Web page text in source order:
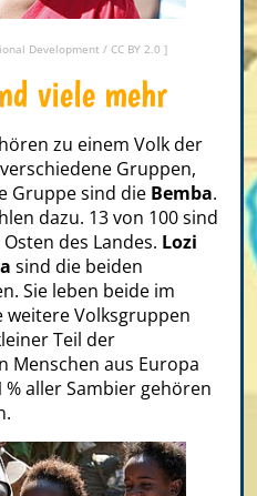
Development / CC BY 2.0 ]
viele mehr
zu einem Volk der
Gruppen,
Gruppe sind die Bemba.
dazu. 13 von 100 sind
des Landes. Lozi
sind die beiden
Sie leben beide im
weitere Volksgruppen
Teil der
Menschen aus Europa
aller Sambier gehören